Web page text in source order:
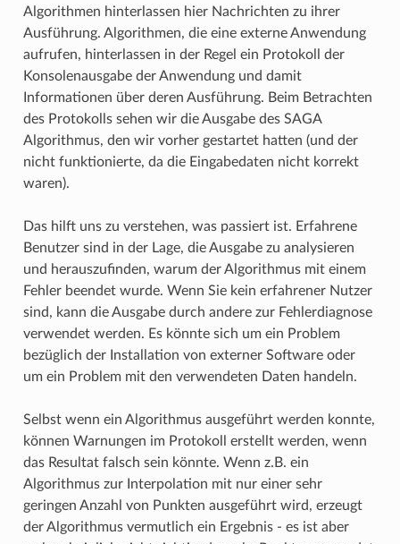
Algorithmen hinterlassen hier Nachrichten zu ihrer
Ausführung. Algorithmen, die eine externe Anwendung
aufrufen, hinterlassen in der Regel ein Protokoll der
Konsolenausgabe der Anwendung und damit
Informationen über deren Ausführung. Beim Betrachten
des Protokolls sehen wir die Ausgabe des SAGA
Algorithmus, den wir vorher gestartet hatten (und der
nicht funktionierte, da die Eingabedaten nicht korrekt
waren).
Das hilft uns zu verstehen, was passiert ist. Erfahrene
Benutzer sind in der Lage, die Ausgabe zu analysieren
und herauszufinden, warum der Algorithmus mit einem
Fehler beendet wurde. Wenn Sie kein erfahrener Nutzer
sind, kann die Ausgabe durch andere zur Fehlerdiagnose
verwendet werden. Es könnte sich um ein Problem
bezüglich der Installation von externer Software oder
um ein Problem mit den verwendeten Daten handeln.
Selbst wenn ein Algorithmus ausgeführt werden konnte,
können Warnungen im Protokoll erstellt werden, wenn
das Resultat falsch sein könnte. Wenn z.B. ein
Algorithmus zur Interpolation mit nur einer sehr
geringen Anzahl von Punkten ausgeführt wird, erzeugt
der Algorithmus vermutlich ein Ergebnis - es ist aber